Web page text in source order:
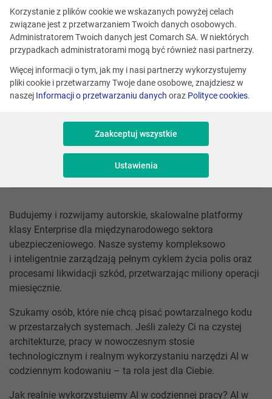
Mid / Senior Fullstack
Developer (Java 21+ /
Angular 22+)
Numer referencyjny: FD/1023373/1023106
Kraków, Gdańsk, Łódź, Poznań
Regular, Senior
Budujemy i rozwijamy autorskie, skalowalne platformy
klasy Enterprise dla międzynarodowego sektora
ubezpieczeniowego. Nasze systemy kompleksowo
i inteligentnie zarządzają pełnym cyklem życia polis oraz
procesami likwidacji szkód, przetwarzając miliony operacji
miesięcznie.
Szukamy osób, które nie chcą pisać powtarzalnego kodu
w przestarzałych systemach. Jeśli zależy Ci na czystej
architekturze, pracy w nowoczesnym stosie
technologicznym i realnym wykorzystaniu narzędzi AI w
codziennym kodowaniu – ta rola jest dla Ciebie.
Jak realnie wykorzystujemy AI w codziennej pracy? AI w
Korzystanie z plików cookie we wskazanych powyżej celach
związane jest z przetwarzaniem Twoich danych osobowych.
Administratorem Twoich danych jest Comarch SA. W niektórych
przypadkach administratorami mogą być również nasi partnerzy.
Więcej informacji o tym, jak my i nasi partnerzy wykorzystujemy
pliki cookie i przetwarzamy Twoje dane osobowe, znajdziesz w
naszej Informacji o przetwarzaniu danych oraz Polityce cookies.
Zaakceptuj wszystkie
Ustawienia